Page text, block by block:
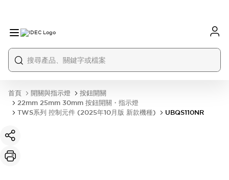
首頁 開關與指示燈
按鈕開關
22mm 25mm 30mm 按鈕開關・指示燈
TWS系列 控制元件 (2025年10月版 新款機種)
UBQS110NR